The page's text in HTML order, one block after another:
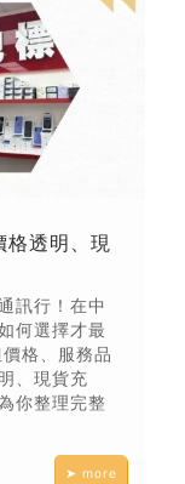
格透明、現
訊行！在中
何選擇才最
格、服務品
、現貨充
你整理完整
➤ more